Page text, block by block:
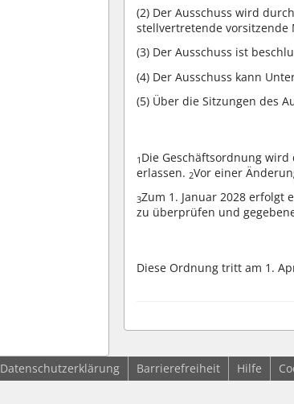
(2) Der Ausschuss wird
stellvertretende
(3) Der Ausschuss ist
(4) Der Ausschuss kann
(5) Über die Sitzungen des
1 Die Geschäftsordnung
erlassen. 2Vor einer
3Zum 1. Januar 2028 erfolgt
zu überprüfen und
Diese Ordnung tritt am 1.
Datenschutzerklärung Barrierefreiheit Hilfe